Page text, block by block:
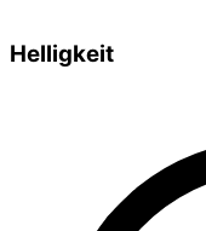
Helligkeit